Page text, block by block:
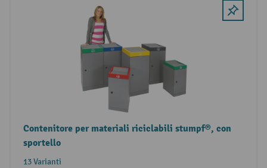
Contenitore per materiali riciclabili stumpf®, con
sportello
13 Varianti